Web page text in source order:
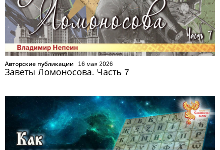
Авторские публикации 16 мая 2026
Заветы Ломоносова. Часть 7